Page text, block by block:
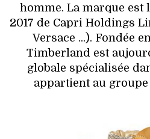
homme. La marque
2017 de Capri Holdings
Versace ...). Fondée
Timberland est
globale spécialisée
appartient au